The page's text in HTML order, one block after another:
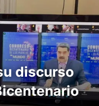
discurso